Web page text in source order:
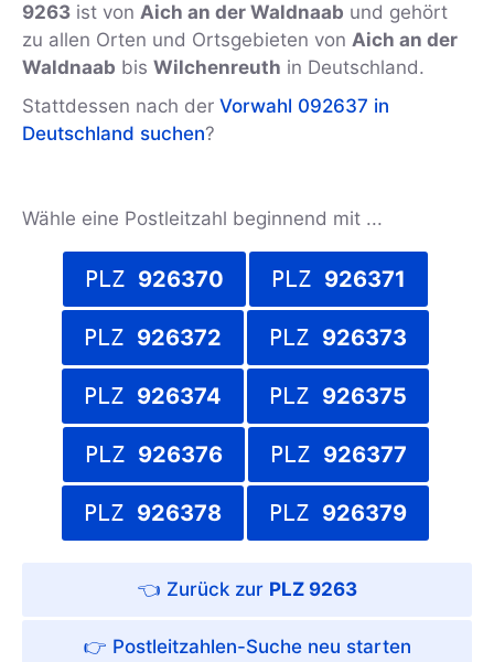
9263 ist von Aich an der Waldnaab und gehört
zu allen Orten und Ortsgebieten von Aich an der
Waldnaab bis Wilchenreuth in Deutschland.
Stattdessen nach der Vorwahl 092637 in
Deutschland suchen?
Wähle eine Postleitzahl beginnend mit ...
PLZ 926370 PLZ 926371
PLZ 926372 PLZ 926373
PLZ 926374 PLZ 926375
PLZ 926376 PLZ 926377
PLZ 926378 PLZ 926379
PLZ 9263
Postleitzahlen-Suche